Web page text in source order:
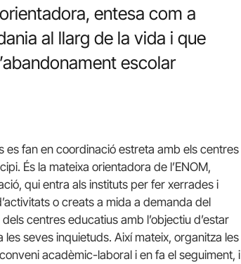
entesa com a
al llarg de la vida i que
escolar
es fan en coordinació estreta amb els centres
És la mateixa orientadora de l’ENOM,
qui entra als instituts per fer xerrades i
o creats a mida a demanda del
centres educatius amb l’objectiu d’estar
seves inquietuds. Així mateix, organitza les
acadèmic-laboral i en fa el seguiment, i